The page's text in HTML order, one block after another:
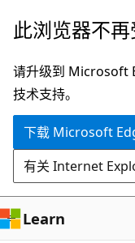
跳
主
要
内
此浏览器不再
请升级到 Microsoft
技术支持。
下载 Microsoft
有关 Internet
Learn